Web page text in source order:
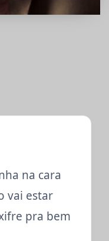
na cara
vai estar
pra bem